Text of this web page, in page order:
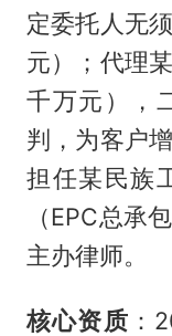
定委托人无
元）；代理
千万元），
判，为客户
担任某民族
（EPC总承
主办律师。
核心资质 ：